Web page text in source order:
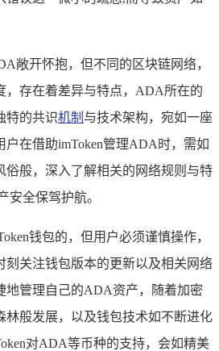
敞开怀抱，但不同的区块链网络，
，存在着差异与特点，ADA所在的
特的共识机制 与技术架构，宛如一座
在借助imToken管理ADA时，需如
俗般，深入了解相关的网络规则与特
安全保驾护航。
钱包的，但用户必须谨慎操作，
刻关注钱包版本的更新以及相关网络
地管理自己的ADA资产，随着加密
林般发展，以及钱包技术如不断进化
对ADA等币种的支持，会如精美